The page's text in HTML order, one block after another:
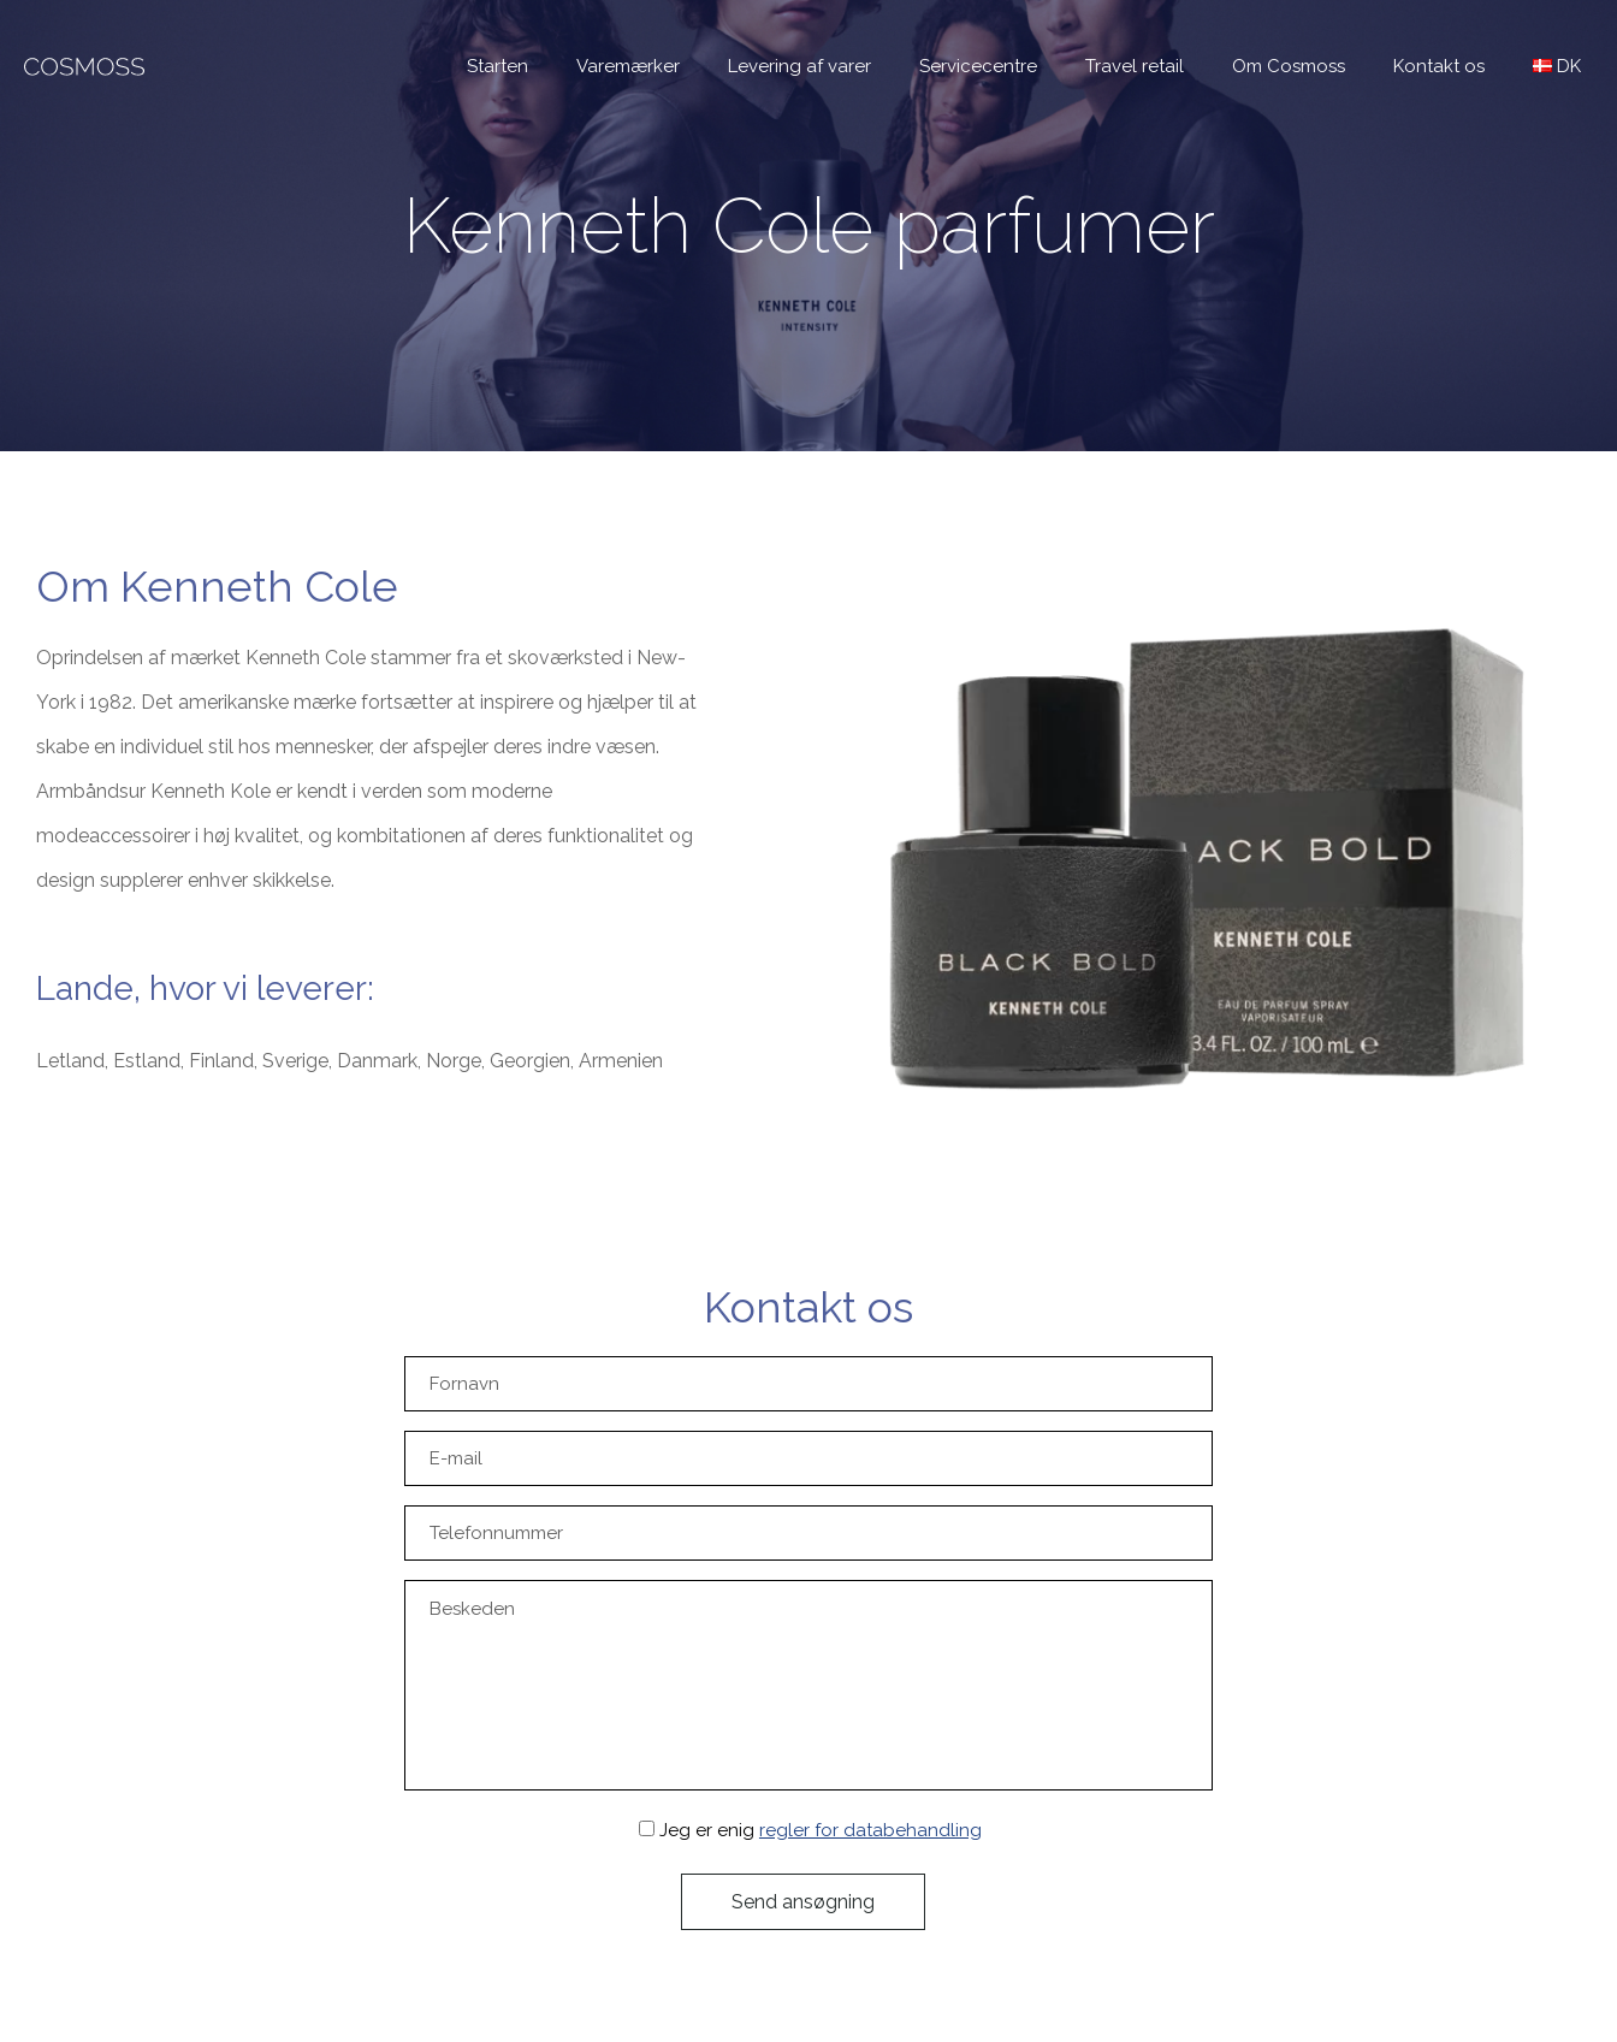
Starten Varemærker Levering af varer Servicecentre Travel retail Om Cosmoss Kontakt os DK
Kenneth Cole parfumer
Оm Kenneth Cole
Oprindelsen af mærket Kenneth Cole stammer fra et skoværksted i New-
York i 1982. Det amerikanske mærke fortsætter at inspirere og hjælper til at
skabe en individuel stil hos mennesker, der afspejler deres indre væsen.
Armbåndsur Kenneth Kole er kendt i verden som moderne
modeaccessoirer i høj kvalitet, og kombitationen af deres funktionalitet og
design supplerer enhver skikkelse.
Lande, hvor vi leverer:
Letland, Estland, Finland, Sverige, Danmark, Norge, Georgien, Armenien
Kontakt os
Jeg er enig regler for databehandling